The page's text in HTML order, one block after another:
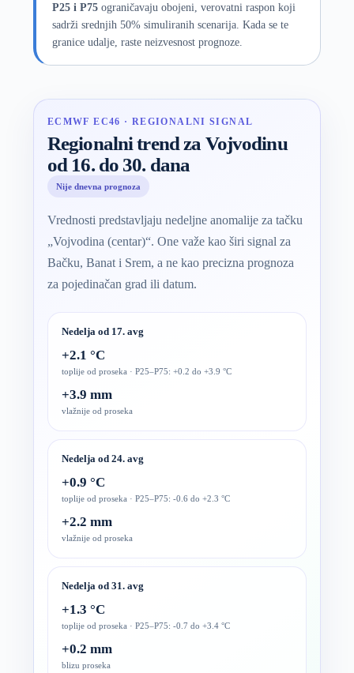
P25 i P75ograničavaju obojeni, verovatni raspon koji
sadrži srednjih 50% simuliranih scenarija. Kada se te
granice udalje, raste neizvesnost prognoze.
ECMWF EC46 · REGIONALNI SIGNAL
Regionalni trend za Vojvodinu
od 16. do 30. dana
Nije dnevna prognoza
Vrednosti predstavljaju nedeljne anomalije za tačku
„Vojvodina (centar)“. One važe kao širi signal za
Bačku, Banat i Srem, a ne kao precizna prognoza
za pojedinačan grad ili datum.
Nedelja od 17. avg
+2.1 °C
toplije od proseka · P25–P75: +0.2 do +3.9 °C
+3.9 mm
vlažnije od proseka
Nedelja od 24. avg
+0.9 °C
toplije od proseka · P25–P75: -0.6 do +2.3 °C
+2.2 mm
vlažnije od proseka
Nedelja od 31. avg
+1.3 °C
toplije od proseka · P25–P75: -0.7 do +3.4 °C
+0.2 mm
blizu proseka